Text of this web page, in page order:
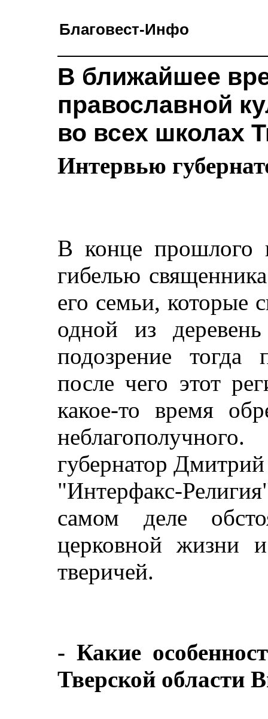
Благовест-Инфо
В ближайшее
православной
во всех школах
Интервью
В конце прошлого
гибелью
его семьи, которые
одной из
подозрение
после чего этот
какое-то время
губернатор
"Интерфакс-
самом деле
церковной жизни
тверичей.
- Какие
Тверской области